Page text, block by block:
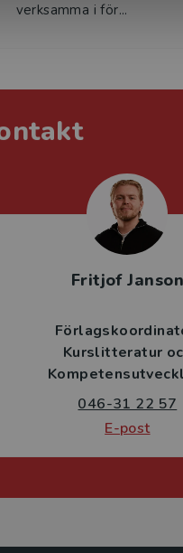
verksamma i för...
Fritjof Janson
Kurslitteratur
046-31 22 57
E-post